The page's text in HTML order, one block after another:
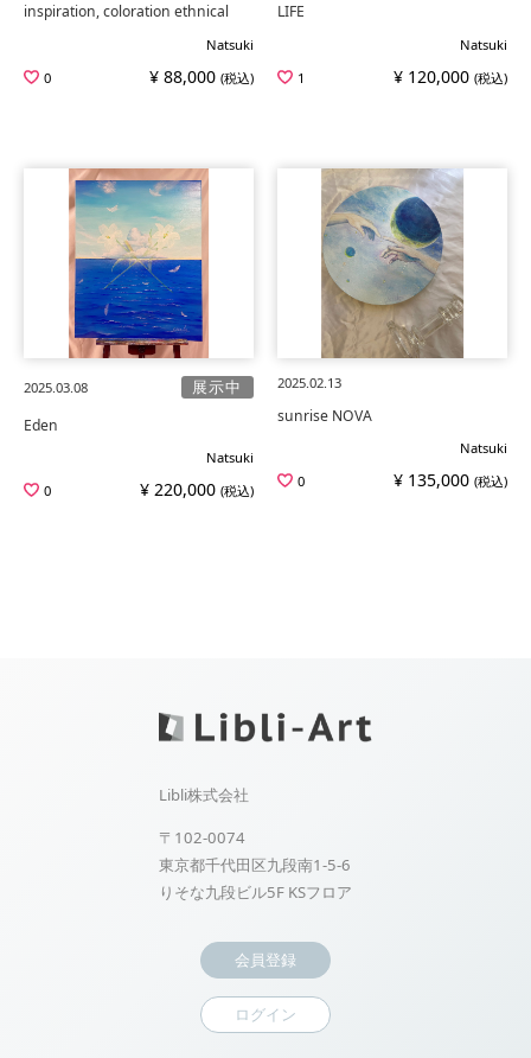
inspiration, coloration ethnical
Natsuki
0
¥ 88,000 (税込)
LIFE
Natsuki
1
¥ 120,000 (税込)
2025.03.08 展示中
Eden
Natsuki
0
¥ 220,000 (税込)
2025.02.13
sunrise NOVA
Natsuki
0
¥ 135,000 (税込)
Libli株式会社
〒102-0074
東京都千代田区九段南1-5-6
りそな九段ビル5F KSフロア
会員登録
ログイン